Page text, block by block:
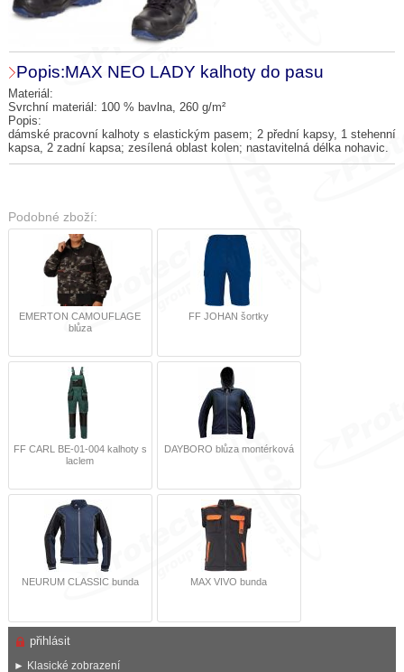
Popis:MAX NEO LADY kalhoty do pasu
Materiál:
Svrchní materiál: 100 % bavlna, 260 g/m²
Popis:
dámské pracovní kalhoty s elastickým pasem; 2 přední kapsy, 1 stehenní
kapsa, 2 zadní kapsa; zesílená oblast kolen; nastavitelná délka nohavic.
Podobné zboží:
EMERTON CAMOUFLAGE
blůza
FF JOHAN šortky
FF CARL BE-01-004 kalhoty s
laclem
DAYBORO blůza montérková
NEURUM CLASSIC bunda MAX VIVO bunda